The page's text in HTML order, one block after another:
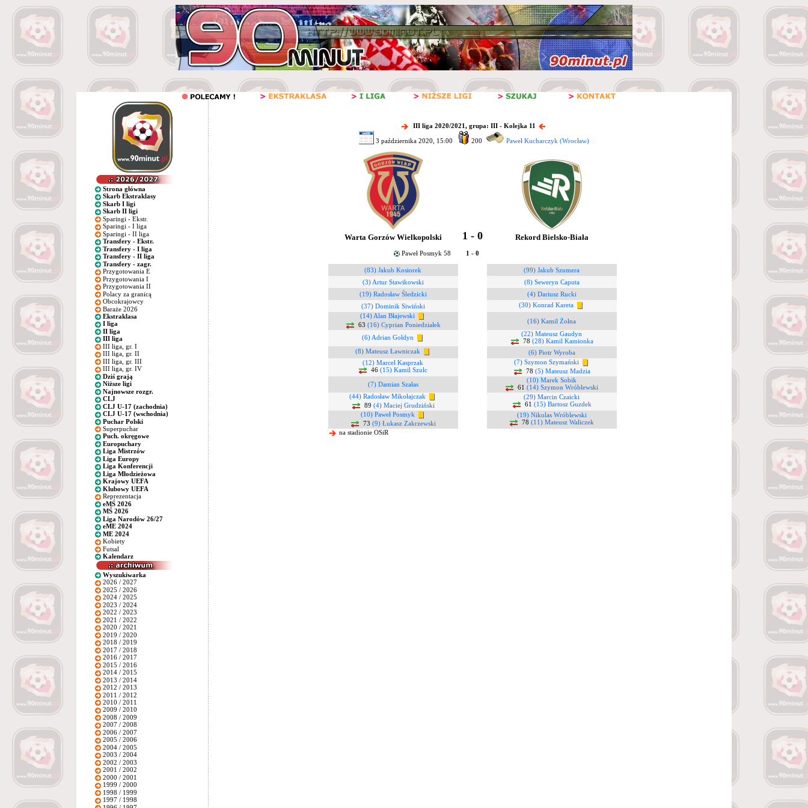
Strona główna
Skarb Ekstraklasy
Skarb I ligi
Skarb II ligi
Sparingi - Ekstr.
Sparingi - I liga
Sparingi - II liga
Transfery - Ekstr.
Transfery - I liga
Transfery - II liga
Transfery - zagr.
Przygotowania E
Przygotowania I
Przygotowania II
Polacy za granicą
Obcokrajowcy
Baraże 2026
Ekstraklasa
I liga
II liga
III liga
III liga, gr. I
III liga, gr. II
III liga, gr. III
III liga, gr. IV
Dziś grają
Niższe ligi
Najnowsze rozgr.
CLJ
CLJ U-17 (zachodnia)
CLJ U-17 (wschodnia)
Puchar Polski
Superpuchar
Puch. okręgowe
Europuchary
Liga Mistrzów
Liga Europy
Liga Konferencji
Liga Młodzieżowa
Krajowy UEFA
Klubowy UEFA
Reprezentacja
eMŚ 2026
MŚ 2026
Liga Narodów 26/27
eME 2024
ME 2024
Kobiety
Futsal
Kalendarz
Wyszukiwarka
2026 / 2027
2025 / 2026
2024 / 2025
2023 / 2024
2022 / 2023
2021 / 2022
2020 / 2021
2019 / 2020
2018 / 2019
2017 / 2018
2016 / 2017
2015 / 2016
2014 / 2015
2013 / 2014
2012 / 2013
2011 / 2012
2010 / 2011
2009 / 2010
2008 / 2009
2007 / 2008
2006 / 2007
2005 / 2006
2004 / 2005
2003 / 2004
2002 / 2003
2001 / 2002
2000 / 2001
1999 / 2000
1998 / 1999
1997 / 1998
III liga 2020/2021, grupa: III - Kolejka 11
3 października 2020, 15:00 200 Paweł Kucharczyk (Wrocław)
Warta Gorzów Wielkopolski 1 - 0 Rekord Bielsko-Biała
Paweł Posmyk 58 1 - 0
(83) Jakub Kosiorek
(99) Jakub Szumera
(3) Artur Stawikowski
(8) Seweryn Caputa
(19) Radosław Śledzicki
(4) Dariusz Rucki
(37) Dominik Siwiński
(30) Konrad Kareta
(14) Alan Błajewski
63 (16) Cyprian Poniedziałek
(16) Kamil Żołna
(6) Adrian Gołdyn
(22) Mateusz Gaudyn
78 (28) Kamil Kamionka
(8) Mateusz Ławniczak
(6) Piotr Wyroba
(12) Marcel Kasprzak
46 (15) Kamil Szulc
(7) Szymon Szymański
78 (5) Mateusz Madzia
(7) Damian Szałas
(10) Marek Sobik
61 (14) Szymon Wróblewski
(44) Radosław Mikołajczak
89 (4) Maciej Grudziński
(29) Marcin Czaicki
61 (15) Bartosz Guzdek
(10) Paweł Posmyk
73 (9) Łukasz Zakrzewski
(19) Nikolas Wróblewski
78 (11) Mateusz Waliczek
na stadionie OSiR